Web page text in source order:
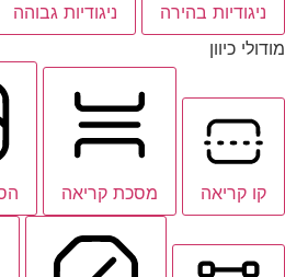
ניגודיות בהירה ניגודיות גבוהה
מודולי כיוון
קו קריאה מסכת קריאה